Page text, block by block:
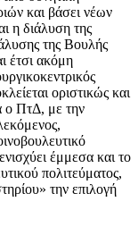
και βάσει νέων
η διάλυση της
της Βουλής
έτσι ακόμη
οριστικώς και
ο ΠτΔ, με την
έμμεσα και το
πολιτεύματος,
την επιλογή